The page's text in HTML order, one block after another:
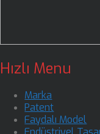
Hızlı Menu
Marka
Patent
Faydalı Model